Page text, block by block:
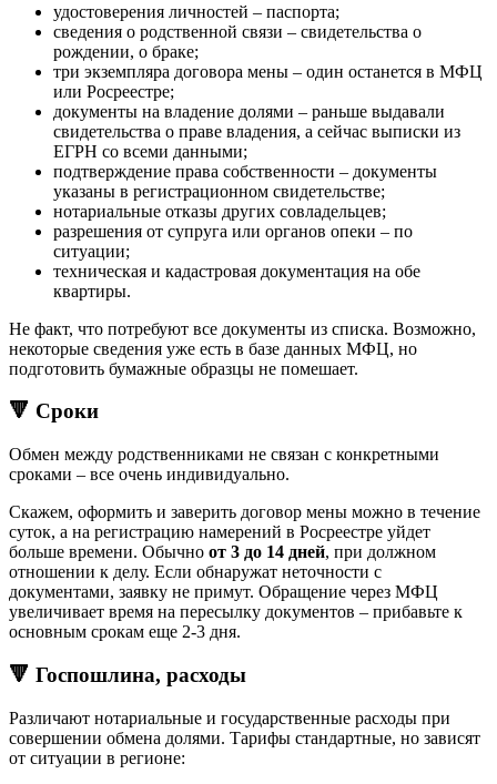
удостоверения личностей – паспорта;
сведения о родственной связи – свидетельства о
рождении, о браке;
три экземпляра договора мены – один останется в МФЦ
или Росреестре;
документы на владение долями – раньше выдавали
свидетельства о праве владения, а сейчас выписки из
ЕГРН со всеми данными;
подтверждение права собственности – документы
указаны в регистрационном свидетельстве;
нотариальные отказы других совладельцев;
разрешения от супруга или органов опеки – по
ситуации;
техническая и кадастровая документация на обе
квартиры.
Не факт, что потребуют все документы из списка. Возможно,
некоторые сведения уже есть в базе данных МФЦ, но
подготовить бумажные образцы не помешает.
🔻 Сроки
Обмен между родственниками не связан с конкретными
сроками – все очень индивидуально.
Скажем, оформить и заверить договор мены можно в течение
суток, а на регистрацию намерений в Росреестре уйдет
больше времени. Обычно от 3 до 14 дней, при должном
отношении к делу. Если обнаружат неточности с
документами, заявку не примут. Обращение через МФЦ
увеличивает время на пересылку документов – прибавьте к
основным срокам еще 2-3 дня.
🔻 Госпошлина, расходы
Различают нотариальные и государственные расходы при
совершении обмена долями. Тарифы стандартные, но зависят
от ситуации в регионе: